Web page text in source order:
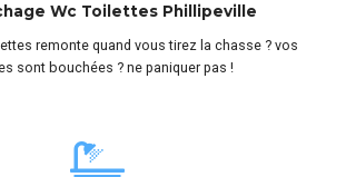
Wc Toilettes Phillipeville
remonte quand vous tirez la chasse ? vos
sont bouchées ? ne paniquer pas !